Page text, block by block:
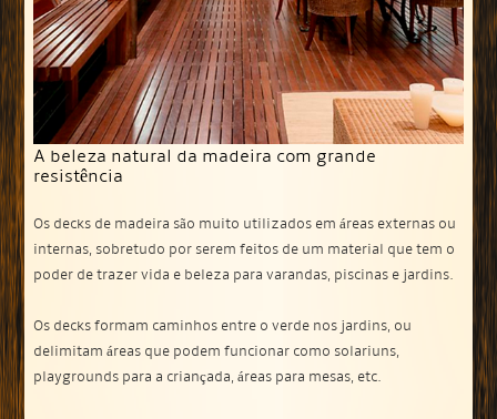
A beleza natural da madeira com grande
resistência
Os decks de madeira são muito utilizados em áreas externas ou
internas, sobretudo por serem feitos de um material que tem o
poder de trazer vida e beleza para varandas, piscinas e jardins.
Os decks formam caminhos entre o verde nos jardins, ou
delimitam áreas que podem funcionar como solariuns,
playgrounds para a criançada, áreas para mesas, etc.